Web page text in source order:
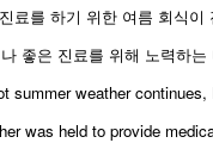
료를 하기 위한 여름 회식이
좋은 진료를 위해 노력하
summer weather
was held to provide